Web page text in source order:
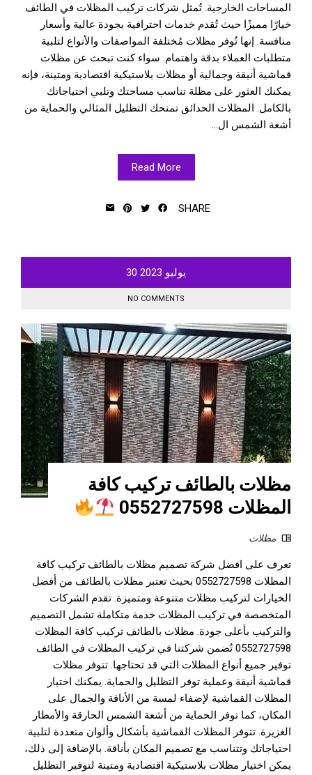
المساحات الخارجية. تُمثل شركات تركيب المظلات في الطائف
خيارًا مميزًا حيث تُقدم خدمات احترافية بجودة عالية وأسعار
منافسة. إنها تُوفر مظلات مُختلفة المواصفات والأنواع لتلبية
متطلبات العملاء بدقة واهتمام. سواء كنت تبحث عن مظلات
قماشية أنيقة وجمالية أو مظلات بلاستيكية اقتصادية ومتينة، فإنه
يمكنك العثور على مظلة تناسب مساحتك وتلبي احتياجاتك
بالكامل. المظلات الحدائق تمنحك التظليل المثالي والحماية من
أشعة الشمس ال...
Read More
SHARE
يوليو 30 2023
NO COMMENTS
مظلات بالطائف تركيب كافة
المظلات 0552727598
مظلات
تعرف على افضل شركة تصميم مظلات بالطائف تركيب كافة
المظلات 0552727598 بحيث تعتبر مظلات بالطائف من أفضل
الخيارات لتركيب مظلات متنوعة ومتميزة. تقدم الشركات
المتخصصة في تركيب المظلات خدمة متكاملة تشمل التصميم
والتركيب بأعلى جودة. مظلات بالطائف تركيب كافة المظلات
0552727598 تُضمن شركتنا في تركيب المظلات في الطائف
توفير جميع أنواع المظلات التي قد تحتاجها. تتوفر مظلات
قماشية أنيقة وعملية توفر التظليل والحماية. يمكنك اختيار
المظلات القماشية لإضفاء لمسة من الأناقة والجمال على
المكان، كما توفر الحماية من أشعة الشمس الحارقة والأمطار
الغزيرة. تتوفر المظلات القماشية بأشكال وألوان متعددة لتلبية
احتياجاتك وتتناسب مع تصميم المكان بأناقة. بالإضافة إلى ذلك،
يمكن اختيار مظلات بلاستيكية اقتصادية ومتينة لتوفير التظليل